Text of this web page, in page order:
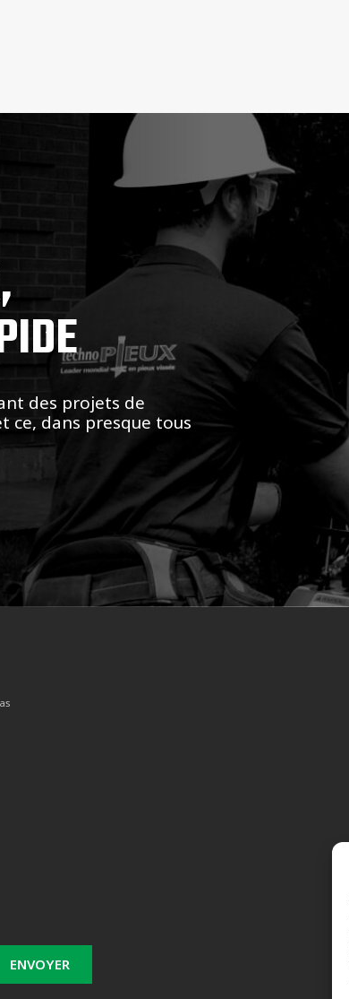
des projets de
ce, dans presque tous